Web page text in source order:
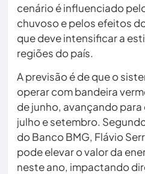
cenário é influenciado
chuvoso e pelos efeitos
que deve intensificar a
regiões do país.
A previsão é de que o
operar com bandeira
de junho, avançando
julho e setembro.
do Banco BMG, Flávio
pode elevar o valor da
neste ano, impactando